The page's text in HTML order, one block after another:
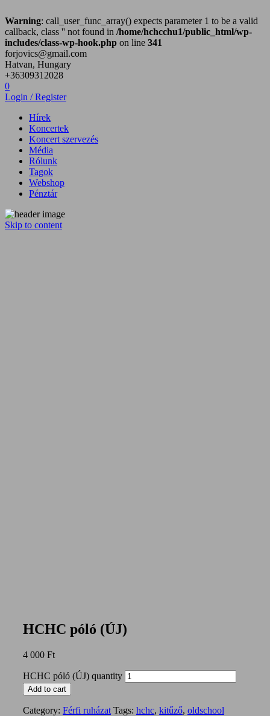
Warning: call_user_func_array() expects parameter 1 to be a valid
callback, class '' not found in /home/hchcchu1/public_html/wp-
includes/class-wp-hook.php on line 341
forjovics@gmail.com
Hatvan, Hungary
+36309312028
0
Login / Register
Hírek
Koncertek
Koncert szervezés
Média
Rólunk
Tagok
Webshop
Pénztár
Skip to content
HCHC póló (ÚJ)
4 000 Ft
HCHC póló (ÚJ) quantity
Add to cart
Category: Férfi ruházat Tags: hchc, kitűző, oldschool